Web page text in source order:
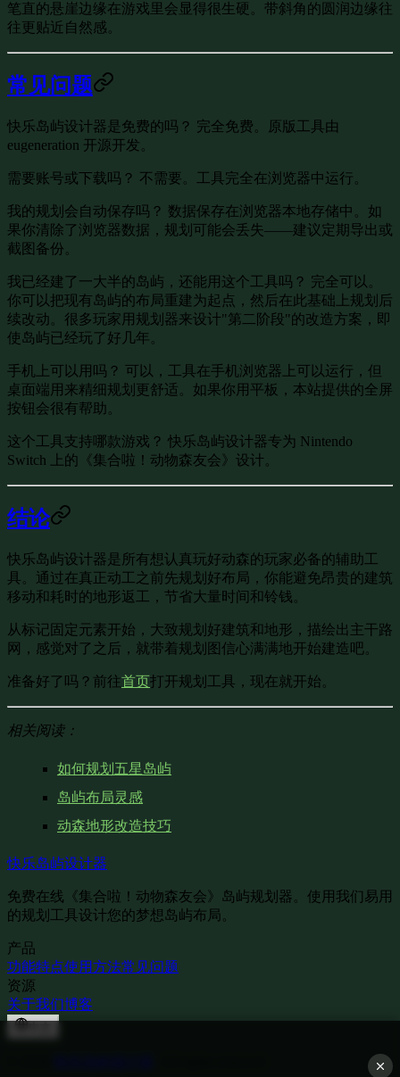
笔直的悬崖边缘在游戏里会显得很生硬。带斜角的圆润边缘往
往更贴近自然感。
常见问题
快乐岛屿设计器是免费的吗？ 完全免费。原版工具由
eugeneration 开源开发。
需要账号或下载吗？ 不需要。工具完全在浏览器中运行。
我的规划会自动保存吗？ 数据保存在浏览器本地存储中。如
果你清除了浏览器数据，规划可能会丢失——建议定期导出或
截图备份。
我已经建了一大半的岛屿，还能用这个工具吗？ 完全可以。
你可以把现有岛屿的布局重建为起点，然后在此基础上规划后
续改动。很多玩家用规划器来设计"第二阶段"的改造方案，即
使岛屿已经玩了好几年。
手机上可以用吗？ 可以，工具在手机浏览器上可以运行，但
桌面端用来精细规划更舒适。如果你用平板，本站提供的全屏
按钮会很有帮助。
这个工具支持哪款游戏？ 快乐岛屿设计器专为 Nintendo
Switch 上的《集合啦！动物森友会》设计。
结论
快乐岛屿设计器是所有想认真玩好动森的玩家必备的辅助工
具。通过在真正动工之前先规划好布局，你能避免昂贵的建筑
移动和耗时的地形返工，节省大量时间和铃钱。
从标记固定元素开始，大致规划好建筑和地形，描绘出主干路
网，感觉对了之后，就带着规划图信心满满地开始建造吧。
准备好了吗？前往首页打开规划工具，现在就开始。
相关阅读：
如何规划五星岛屿
岛屿布局灵感
动森地形改造技巧
快乐岛屿设计器
免费在线《集合啦！动物森友会》岛屿规划器。使用我们易用
的规划工具设计您的梦想岛屿布局。
产品
功能特点使用方法常见问题
资源
关于我们博客